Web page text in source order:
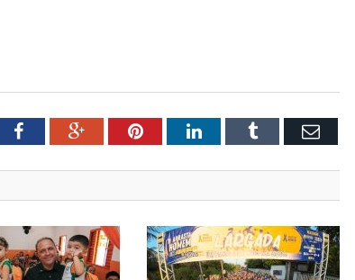
FacebookGoogle+PinterestLinkedInTumblr Email